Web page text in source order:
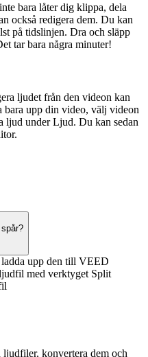
bara låter dig klippa, dela
också redigera dem. Du kan
på tidslinjen. Dra och släpp
tar bara några minuter!
ljudet från den videon kan
upp din video, välj videon
ljud under Ljud. Du kan sedan
upp den till VEED
med verktyget Split
konvertera dem och